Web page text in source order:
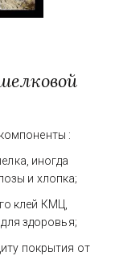
:
иногда
и хлопка;
клей КМЦ,
здоровья;
покрытия от